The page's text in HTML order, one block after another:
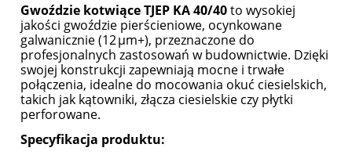
Gwoździe kotwiące TJEP KA 40/40to wysokiej
jakości gwoździe pierścieniowe, ocynkowane
galwanicznie (12 µm+), przeznaczone do
profesjonalnych zastosowań w budownictwie. Dzięki
swojej konstrukcji zapewniają mocne i trwałe
połączenia, idealne do mocowania okuć ciesielskich,
takich jak kątowniki, złącza ciesielskie czy płytki
perforowane.
Specyfikacja produktu: